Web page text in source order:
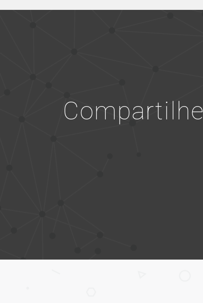
Compartilhe